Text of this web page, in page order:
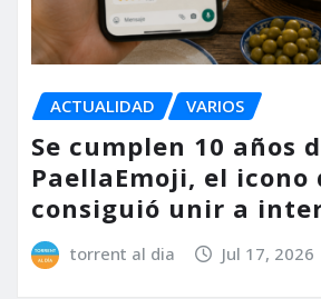
ACTUALIDAD VARIOS
Se cumplen 10 años
PaellaEmoji, el icono
consiguió unir a
torrent al dia Jul 17, 2026